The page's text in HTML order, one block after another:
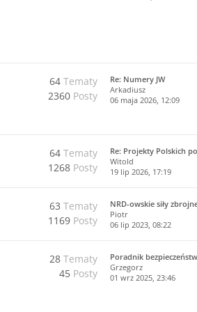
64 Tematy
2360 Posty
Re: Numery JW
Arkadiusz
06 maja 2026, 12:09
64 Tematy
1268 Posty
Re: Projekty Polskich
Witold
19 lip 2026, 17:19
63 Tematy
1169 Posty
NRD-owskie siły
Piotr
06 lip 2023, 08:22
28 Tematy
45 Posty
Poradnik
Grzegorz
01 wrz 2025, 23:46